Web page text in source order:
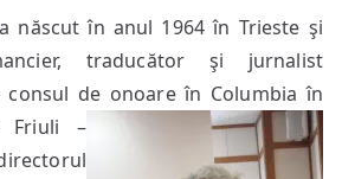
născut în anul 1964 în Trieste şi
traducător şi jurnalist
consul de onoare în Columbia în
Friuli –